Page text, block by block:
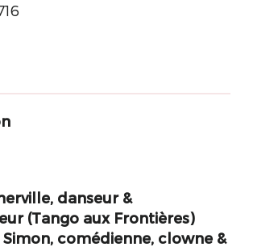
danseur &
(Tango aux Frontières)
Simon, comédienne, clowne &